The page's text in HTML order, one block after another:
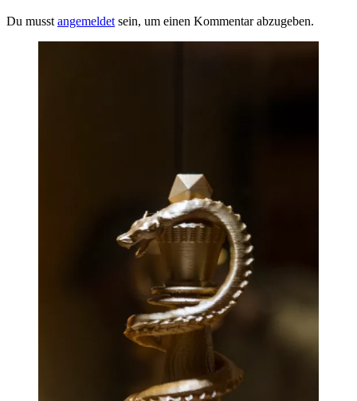
Du musst angemeldet sein, um einen Kommentar abzugeben.